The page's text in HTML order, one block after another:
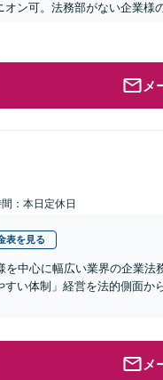
ン可。法務部がない企業様
メ
：本日定休日
表を見る
を中心に幅広い業界の企業
い体制」経営を法的側面か
メ